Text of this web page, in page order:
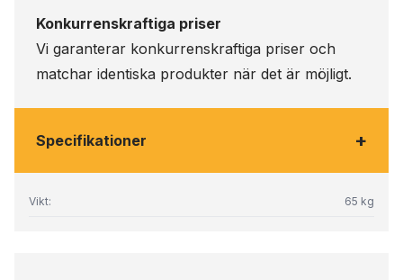
Konkurrenskraftiga priser
Vi garanterar konkurrenskraftiga priser och
matchar identiska produkter när det är möjligt.
Specifikationer +
Vikt: 65 kg